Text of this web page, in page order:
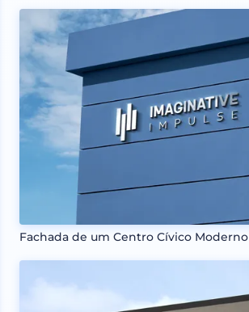
Fachada de um Centro Cívico Moderno